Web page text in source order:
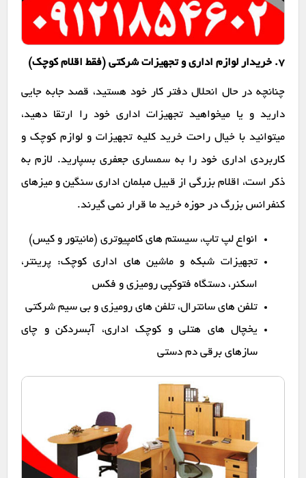
7. خریدار لوازم اداری و تجهیزات شرکتی (فقط اقلام کوچک)
چنانچه در حال انحلال دفتر کار خود هستید، قصد جابه جایی
دارید و یا میخواهید تجهیزات اداری خود را ارتقا دهید،
میتوانید با خیال راحت خرید کلیه تجهیزات و لوازم کوچک و
کاربردی اداری خود را به سمساری جعفری بسپارید. لازم به
ذکر است، اقلام بزرگی از قبیل مبلمان اداری سنگین و میزهای
کنفرانس بزرگ در حوزه خرید ما قرار نمی گیرند.
انواع لپ تاپ، سیستم های کامپیوتری (مانیتور و کیس)
تجهیزات شبکه و ماشین های اداری کوچک: پرینتر،
اسکنر، دستگاه فتوکپی رومیزی و فکس
تلفن های سانترال، تلفن های رومیزی و بی سیم شرکتی
یخچال های هتلی و کوچک اداری، آبسردکن و چای
سازهای برقی دم دستی